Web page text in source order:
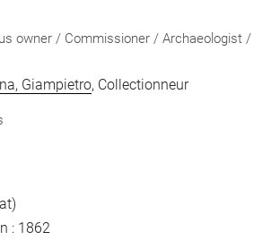
owner / Commissioner / Archaeologist /
Giampietro, Collectionneur
: 1862